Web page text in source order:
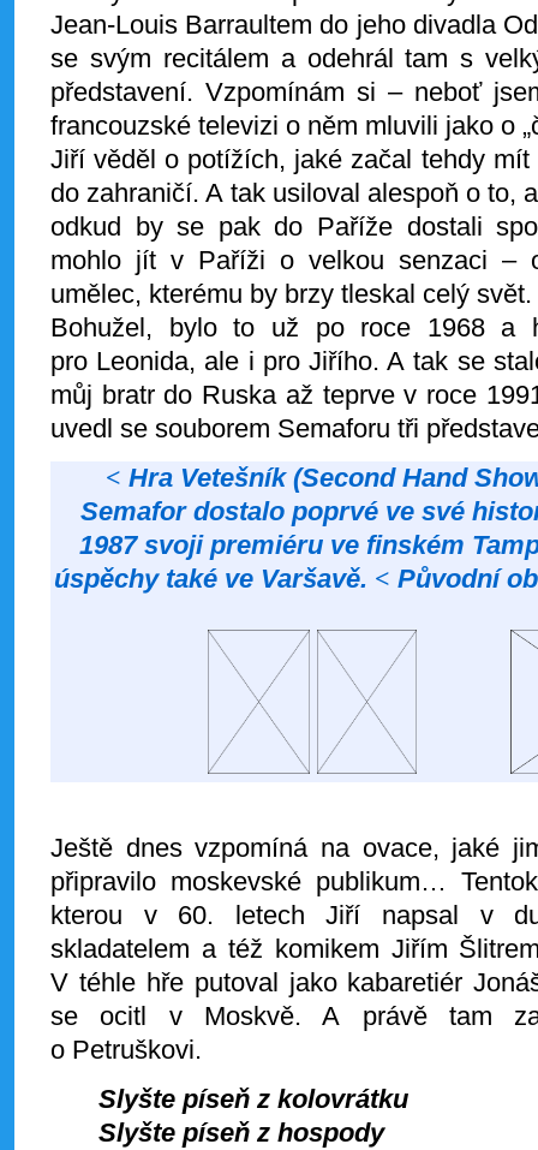
Jean-Louis Barraultem do jeho divadla
se svým recitálem a odehrál tam s
představení. Vzpomínám si – neboť
francouzské televizi o něm mluvili jako o
Jiří věděl o potížích, jaké začal tehdy
do zahraničí. A tak usiloval alespoň o to,
odkud by se pak do Paříže dostali
mohlo jít v Paříži o velkou senzaci –
umělec, kterému by brzy tleskal celý svět.
Bohužel, bylo to už po roce 1968 a
pro Leonida, ale i pro Jiřího. A tak se
můj bratr do Ruska až teprve v roce
uvedl se souborem Semaforu tři
< Hra Vetešník (Second Hand
Semafor dostalo poprvé ve své
1987 svoji premiéru ve finském
úspěchy také ve Varšavě. < Původní
Ještě dnes vzpomíná na ovace, jaké
připravilo moskevské publikum…
kterou v 60. letech Jiří napsal v
skladatelem a též komikem Jiřím
V téhle hře putoval jako kabaretiér
se ocitl v Moskvě. A právě tam
o Petruškovi.
Slyšte píseň z kolovrátku
Slyšte píseň z hospody